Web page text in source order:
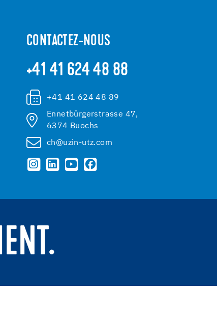
CONTACTEZ-NOUS
+41 41 624 48 88
+41 41 624 48 89
Ennetbürgerstrasse 47,
6374 Buochs
ch@uzin-utz.com